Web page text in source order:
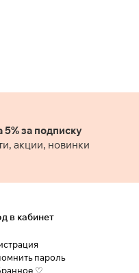
5% за подписку
акции, новинки
в кабинет
пароль
♡